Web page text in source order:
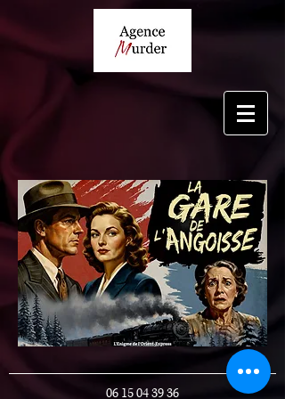
06 15 04 39 36